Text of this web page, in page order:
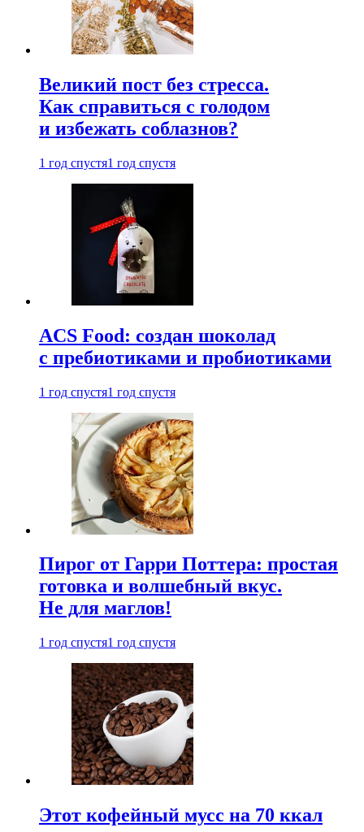
Великий пост без стресса.
Как справиться с голодом
и избежать соблазнов?
1 год спустя1 год спустя
ACS Food: создан шоколад
с пребиотиками и пробиотиками
1 год спустя1 год спустя
Пирог от Гарри Поттера: простая
готовка и волшебный вкус.
Не для маглов!
1 год спустя1 год спустя
Этот кофейный мусс на 70 ккал